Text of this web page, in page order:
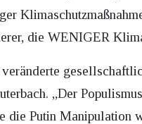
die WENIGER
„Der
Putin Manipulation